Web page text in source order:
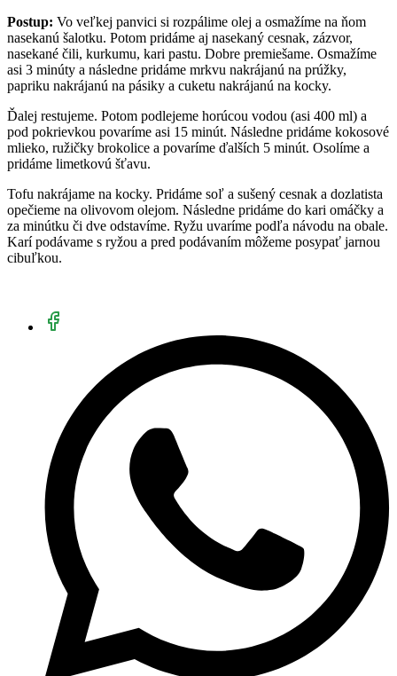
Postup: Vo veľkej panvici si rozpálime olej a osmažíme na ňom
nasekanú šalotku. Potom pridáme aj nasekaný cesnak, zázvor,
nasekané čili, kurkumu, kari pastu. Dobre premiešame. Osmažíme
asi 3 minúty a následne pridáme mrkvu nakrájanú na prúžky,
papriku nakrájanú na pásiky a cuketu nakrájanú na kocky.
Ďalej restujeme. Potom podlejeme horúcou vodou (asi 400 ml) a
pod pokrievkou povaríme asi 15 minút. Následne pridáme kokosové
mlieko, ružičky brokolice a povaríme ďalších 5 minút. Osolíme a
pridáme limetkovú šťavu.
Tofu nakrájame na kocky. Pridáme soľ a sušený cesnak a dozlatista
opečieme na olivovom olejom. Následne pridáme do kari omáčky a
za minútku či dve odstavíme. Ryžu uvaríme podľa návodu na obale.
Karí podávame s ryžou a pred podávaním môžeme posypať jarnou
cibuľkou.